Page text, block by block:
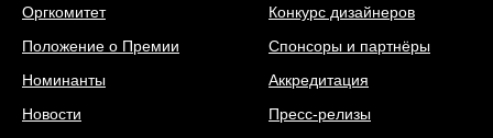
Оргкомитет
Положение о Премии
Номинанты
Новости
Конкурс дизайнеров
Спонсоры и партнёры
Аккредитация
Пресс-релизы